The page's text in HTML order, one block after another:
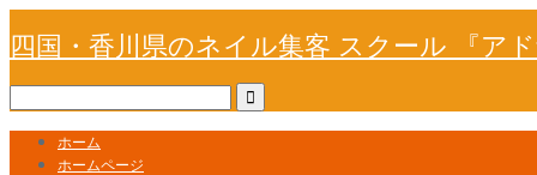
四国・香川県のネイル集客 スクール 『ア
ホーム
ホームページ